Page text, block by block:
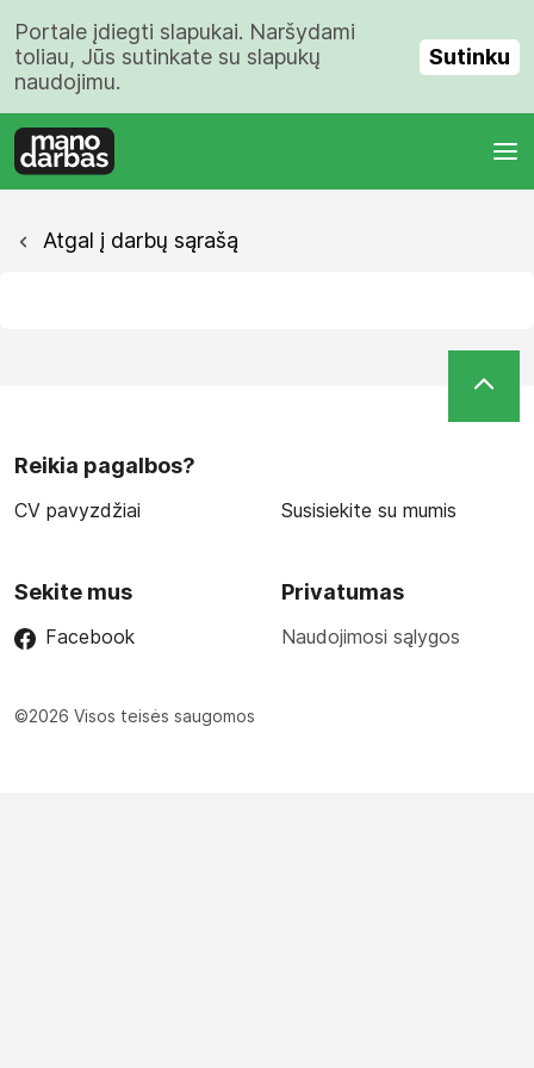
Portale įdiegti slapukai. Naršydami
toliau, Jūs sutinkate su slapukų
naudojimu.
Sutinku
Atgal į darbų sąrašą
Reikia pagalbos?
CV pavyzdžiai Susisiekite su mumis
Sekite mus
Facebook
Privatumas
Naudojimosi sąlygos
©2026 Visos teisės saugomos